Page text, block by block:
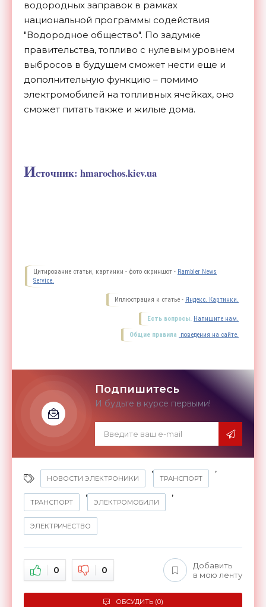
водородных заправок в рамках
национальной программы содействия
"Водородное общество". По задумке
правительства, топливо с нулевым уровнем
выбросов в будущем сможет нести еще и
дополнительную функцию – помимо
электромобилей на топливных ячейках, оно
сможет питать также и жилые дома.
Источник: hmarochos.kiev.ua
Цитирование статьи, картинки - фото скриншот - Rambler News
Service.
Иллюстрация к статье - Яндекс. Картинки.
Есть вопросы. Напишите нам.
Общие правила поведения на сайте.
Подпишитесь
И будьте в курсе первыми!
НОВОСТИ ЭЛЕКТРОНИКИ
,
ТРАНСПОРТ
,
ТРАНСПОРТ
,
ЭЛЕКТРОМОБИЛИ
,
ЭЛЕКТРИЧЕСТВО
0 0
Добавить
в мою ленту
ОБСУДИТЬ (0)